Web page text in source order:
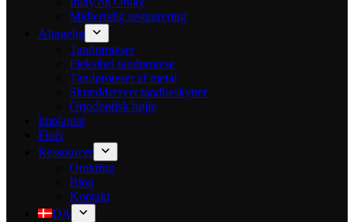
Midlertidig restaurering
Aftagelig
Tandproteser
Fleksibel tandprotese
Tandproteser af metal
Skræddersyet tandbeskytter
Ortodontisk bøjle
Implantat
Finér
Ressourcer
Omkring
Blog
Kontakt
DA